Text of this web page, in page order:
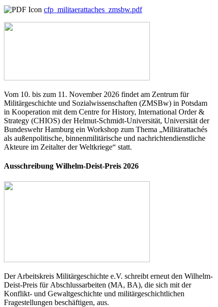
cfp_militaerattaches_zmsbw.pdf
Vom 10. bis zum 11. November 2026 findet am Zentrum für
Militärgeschichte und Sozialwissenschaften (ZMSBw) in Potsdam
in Kooperation mit dem Centre for History, International Order &
Strategy (CHIOS) der Helmut-Schmidt-Universität, Universität der
Bundeswehr Hamburg ein Workshop zum Thema „Militärattachés
als außenpolitische, binnenmilitärische und nachrichtendienstliche
Akteure im Zeitalter der Weltkriege“ statt.
Ausschreibung Wilhelm-Deist-Preis 2026
Der Arbeitskreis Militärgeschichte e.V. schreibt erneut den Wilhelm-
Deist-Preis für Abschlussarbeiten (MA, BA), die sich mit der
Konflikt- und Gewaltgeschichte und militärgeschichtlichen
Fragestellungen beschäftigen, aus.